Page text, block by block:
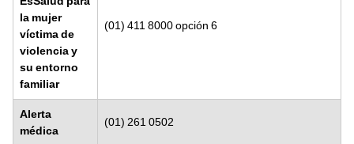
la mujer
víctima de
violencia y
su entorno
familiar
(01) 411 8000 opción 6
Alerta
médica
(01) 261 0502